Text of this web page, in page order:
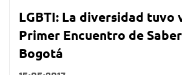
LGBTI: La diversidad tuvo
Primer Encuentro de
Bogotá